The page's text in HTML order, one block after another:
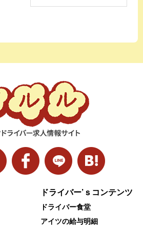
ドライバー’ｓコンテンツ
ドライバー食堂
アイツの給与明細